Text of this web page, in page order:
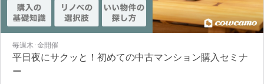
毎週木･金開催
平日夜にサクッと！初めての中古マンション購入セミナ
ー